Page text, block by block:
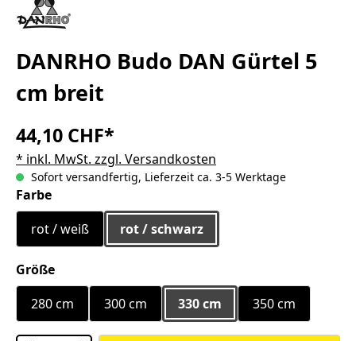
DANRHO Budo DAN Gürtel 5
cm breit
44,10 CHF*
* inkl. MwSt. zzgl. Versandkosten
Sofort versandfertig, Lieferzeit ca. 3-5 Werktage
Farbeauswählen
rot / weiß
rot / schwarz
Größeauswählen
280 cm
300 cm 330 cm 350 cm